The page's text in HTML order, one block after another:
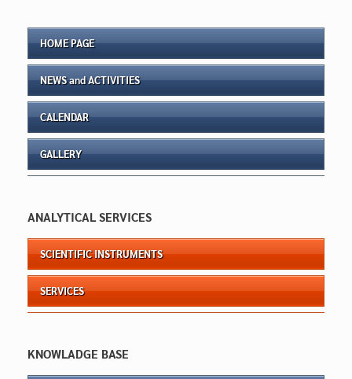
HOME PAGE
NEWS and ACTIVITIES
CALENDAR
GALLERY
ANALYTICAL SERVICES
SCIENTIFIC INSTRUMENTS
SERVICES
KNOWLADGE BASE